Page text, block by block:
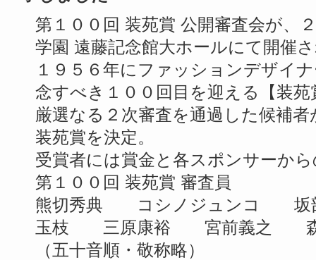
第１００回 装苑賞 公開審査会が、
学園 遠藤記念館大ホールにて開催
１９５６年にファッションデザイ
念すべき１００回目を迎える【装苑
厳選なる２次審査を通過した候補
装苑賞を決定。
受賞者には賞金と各スポンサーか
第１００回 装苑賞 審査員
熊切秀典 コシノジュンコ
玉枝 三原康裕 宮前義之 森
（五十音順・敬称略）